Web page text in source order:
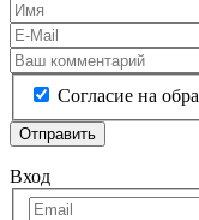
Согласие на
Отправить
Вход